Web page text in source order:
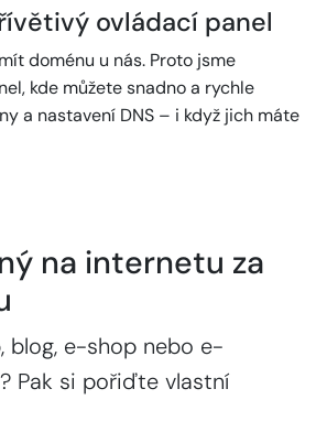
ovládací panel
doménu u nás. Proto jsme
kde můžete snadno a rychle
a nastavení DNS – i když jich máte
na internetu za
blog, e-shop nebo e-
Pak si pořiďte vlastní